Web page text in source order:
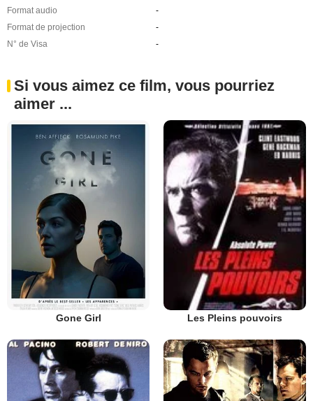
Format audio
-
Format de projection
-
N° de Visa
-
Si vous aimez ce film, vous pourriez
aimer ...
Gone Girl Les Pleins pouvoirs